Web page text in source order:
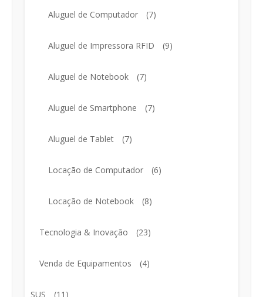
Aluguel de Computador (7)
Aluguel de Impressora RFID (9)
Aluguel de Notebook (7)
Aluguel de Smartphone (7)
Aluguel de Tablet (7)
Locação de Computador (6)
Locação de Notebook (8)
Tecnologia & Inovação (23)
Venda de Equipamentos (4)
SUS (11)